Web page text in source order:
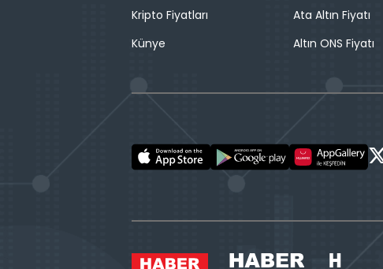
Kripto Fiyatları
Künye
Ata Altın Fiyatı
Altın ONS Fiyatı